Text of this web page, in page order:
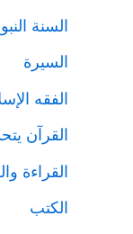
السنة
السيرة
الفقه
القرآن
القراءة
الكتب